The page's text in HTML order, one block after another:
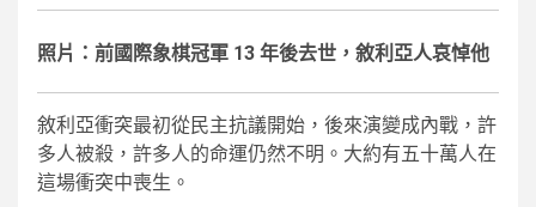
照片：前國際象棋冠軍 13 年後去世，敘利亞人哀悼他
敘利亞衝突最初從民主抗議開始，後來演變成內戰，許
多人被殺，許多人的命運仍然不明。大約有五十萬人在
這場衝突中喪生。